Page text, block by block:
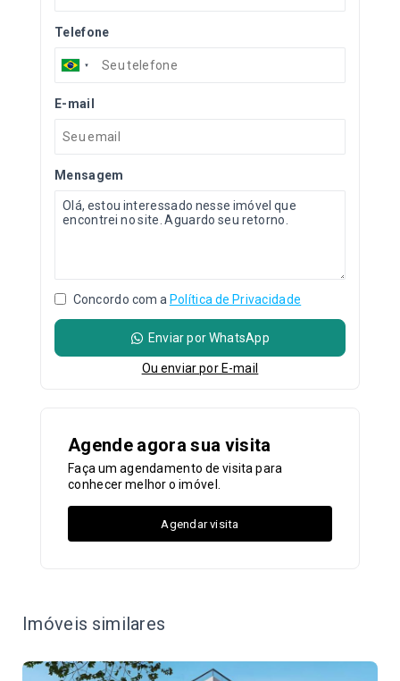
Telefone
E-mail
Mensagem
Concordo com a Política de Privacidade
Enviar por WhatsApp
Ou enviar por E-mail
Agende agora sua visita
Faça um agendamento de visita para
conhecer melhor o imóvel.
Agendar visita
Imóveis similares